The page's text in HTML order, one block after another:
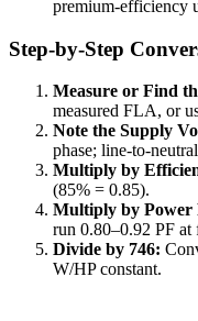
premium-efficiency
Step-by-Step
Measure or Find
measured FLA, or
Note the Supply
phase; line-to-
Multiply by
(85% = 0.85).
Multiply by Power
run 0.80–0.92 PF at
Divide by 746:
W/HP constant.